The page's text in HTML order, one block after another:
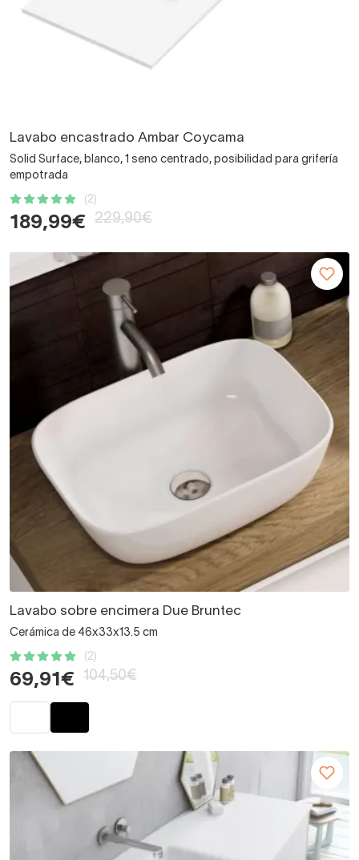
Lavabo encastrado Ambar Coycama
Solid Surface, blanco, 1 seno centrado, posibilidad para grifería
empotrada
(2)
189,99€ 229,90€
Lavabo sobre encimera Due Bruntec
Cerámica de 46x33x13.5 cm
(2)
69,91€ 104,50€